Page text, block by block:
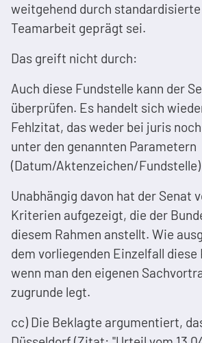
weitgehend durch
Teamarbeit geprägt sei.
Das greift nicht durch:
Auch diese Fundstelle kann der
überprüfen. Es handelt sich
Fehlzitat, das weder bei juris
unter den genannten Parametern
(Datum/Aktenzeichen/
Unabhängig davon hat der Senat
Kriterien aufgezeigt, die der
diesem Rahmen anstellt. Wie
dem vorliegenden Einzelfall
wenn man den eigenen
zugrunde legt.
cc) Die Beklagte argumentiert,